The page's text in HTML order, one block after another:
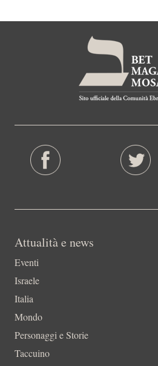
Attualità e news
Eventi
Israele
Italia
Mondo
Personaggi e Storie
Taccuino